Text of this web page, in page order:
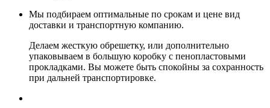
Мы подбираем оптимальные по срокам и цене вид
доставки и транспортную компанию.
Делаем жесткую обрешетку, или дополнительно
упаковываем в большую коробку с пенопластовыми
прокладками. Вы можете быть спокойны за сохранность
при дальней транспортировке.